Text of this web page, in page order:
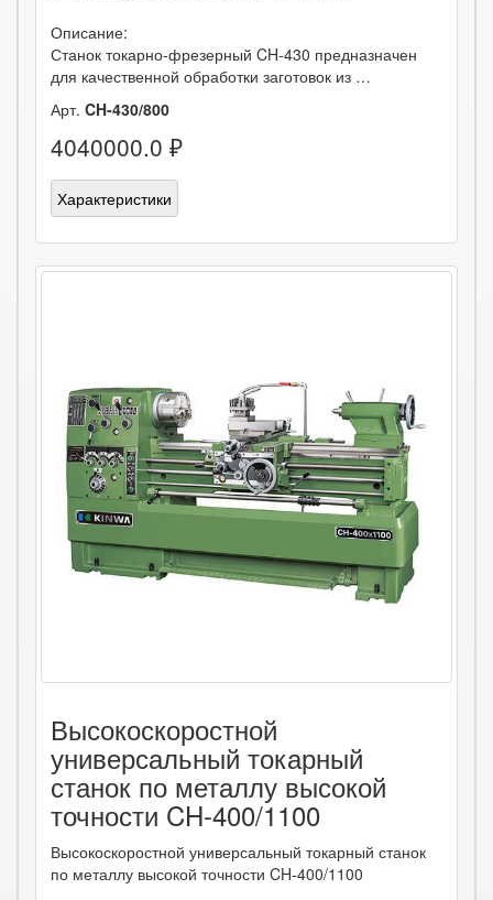
Описание:
Станок токарно-фрезерный CH-430 предназначен
для качественной обработки заготовок из …
Арт. CH-430/800
4040000.0 ₽
Характеристики
Высокоскоростной
универсальный токарный
станок по металлу высокой
точности CH-400/1100
Высокоскоростной универсальный токарный станок
по металлу высокой точности CH-400/1100